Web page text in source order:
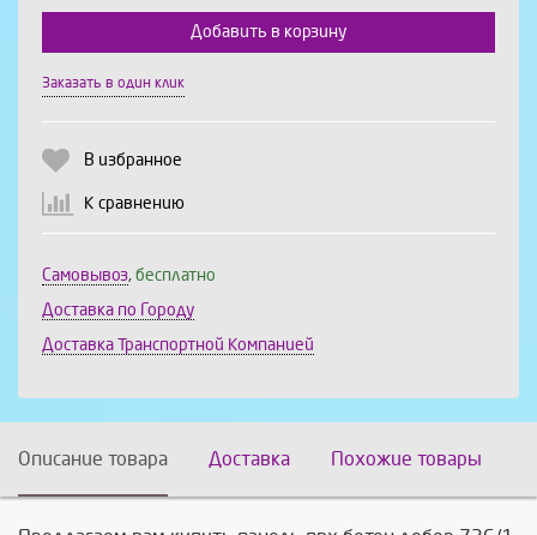
Добавить в корзину
Заказать в один клик
В избранное
К сравнению
Самовывоз, бесплатно
Доставка по Городу
Доставка Транспортной Компанией
Описание товара Доставка Похожие товары